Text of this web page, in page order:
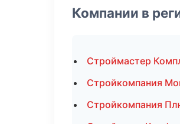
Компании в
Строймастер
Стройкомпания
Стройкомпания